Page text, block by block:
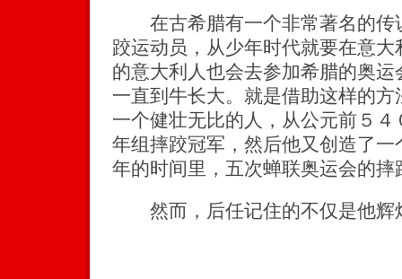
在古希腊有一个非常著名的传
跤运动员，从少年时代就要在意
的意大利人也会去参加希腊的奥
一直到牛长大。就是借助这样的
一个健壮无比的人，从公元前５
年组摔跤冠军，然后他又创造了
年的时间里，五次蝉联奥运会的摔
然而，后任记住的不仅是他辉